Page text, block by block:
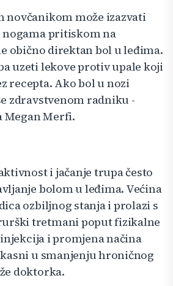
novčanikom može izazvati
pritiskom na
obično direktan bol u leđima.
uzeti lekove protiv upale koji
recepta. Ako bol u nozi
zdravstvenom radniku -
Megan Merfi.
i jačanje trupa često
bolom u leđima. Većina
ozbiljnog stanja i prolazi s
tretmani poput fizikalne
i promjena načina
u smanjenju hroničnog
doktorka.